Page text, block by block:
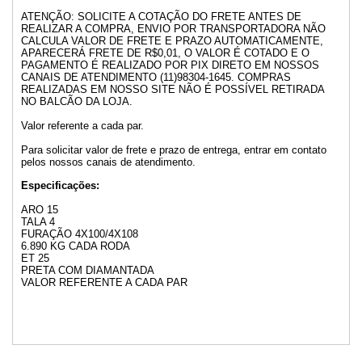
ATENÇÃO: SOLICITE A COTAÇÃO DO FRETE ANTES DE
REALIZAR A COMPRA, ENVIO POR TRANSPORTADORA NÃO
CALCULA VALOR DE FRETE E PRAZO AUTOMATICAMENTE,
APARECERÁ FRETE DE R$0,01, O VALOR É COTADO E O
PAGAMENTO É REALIZADO POR PIX DIRETO EM NOSSOS
CANAIS DE ATENDIMENTO (11)98304-1645. COMPRAS
REALIZADAS EM NOSSO SITE NÃO É POSSÍVEL RETIRADA
NO BALCÃO DA LOJA.
Valor referente a cada par.
Para solicitar valor de frete e prazo de entrega, entrar em contato
pelos nossos canais de atendimento.
Especificações:
ARO 15
TALA 4
FURAÇÃO 4X100/4X108
6.890 KG CADA RODA
ET 25
PRETA COM DIAMANTADA
VALOR REFERENTE A CADA PAR